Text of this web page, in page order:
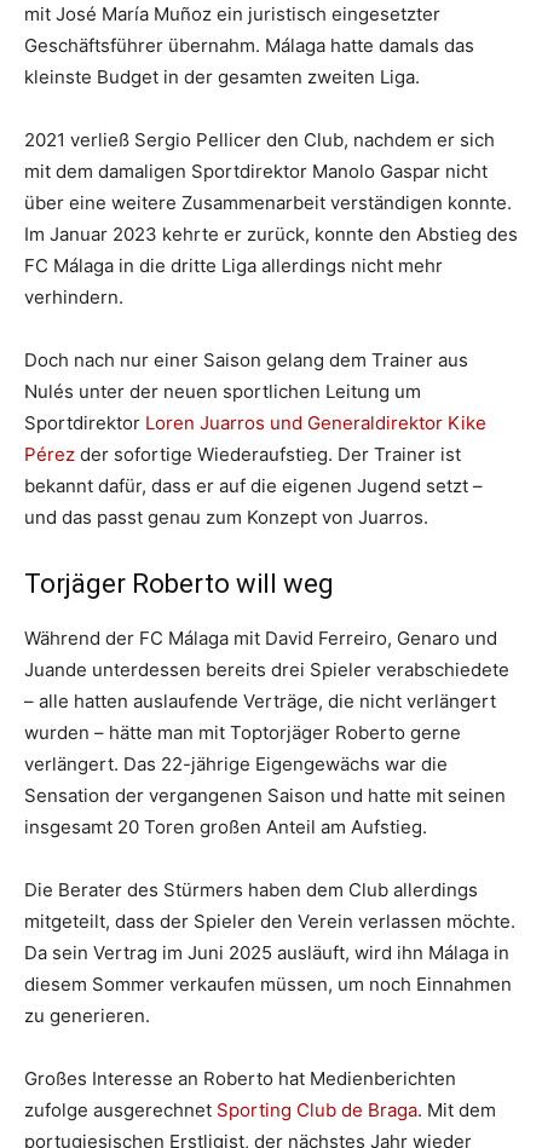
mit José María Muñoz ein juristisch eingesetzter
Geschäftsführer übernahm. Málaga hatte damals das
kleinste Budget in der gesamten zweiten Liga.
2021 verließ Sergio Pellicer den Club, nachdem er sich
mit dem damaligen Sportdirektor Manolo Gaspar nicht
über eine weitere Zusammenarbeit verständigen konnte.
Im Januar 2023 kehrte er zurück, konnte den Abstieg des
FC Málaga in die dritte Liga allerdings nicht mehr
verhindern.
Doch nach nur einer Saison gelang dem Trainer aus
Nulés unter der neuen sportlichen Leitung um
Sportdirektor Loren Juarros und Generaldirektor Kike
Pérez der sofortige Wiederaufstieg. Der Trainer ist
bekannt dafür, dass er auf die eigenen Jugend setzt –
und das passt genau zum Konzept von Juarros.
Torjäger Roberto will weg
Während der FC Málaga mit David Ferreiro, Genaro und
Juande unterdessen bereits drei Spieler verabschiedete
– alle hatten auslaufende Verträge, die nicht verlängert
wurden – hätte man mit Toptorjäger Roberto gerne
verlängert. Das 22-jährige Eigengewächs war die
Sensation der vergangenen Saison und hatte mit seinen
insgesamt 20 Toren großen Anteil am Aufstieg.
Die Berater des Stürmers haben dem Club allerdings
mitgeteilt, dass der Spieler den Verein verlassen möchte.
Da sein Vertrag im Juni 2025 ausläuft, wird ihn Málaga in
diesem Sommer verkaufen müssen, um noch Einnahmen
zu generieren.
Großes Interesse an Roberto hat Medienberichten
zufolge ausgerechnet Sporting Club de Braga. Mit dem
portugiesischen Erstligist, der nächstes Jahr wieder